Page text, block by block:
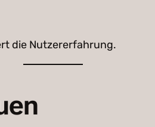
die Nutzererfahrung.